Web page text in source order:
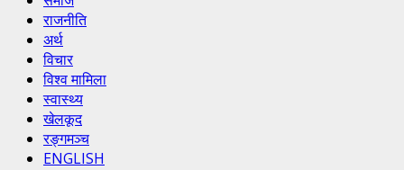
राजनीति
अर्थ
विचार
विश्व मामिला
स्वास्थ्य
खेलकूद
रङ्गमञ्च
ENGLISH